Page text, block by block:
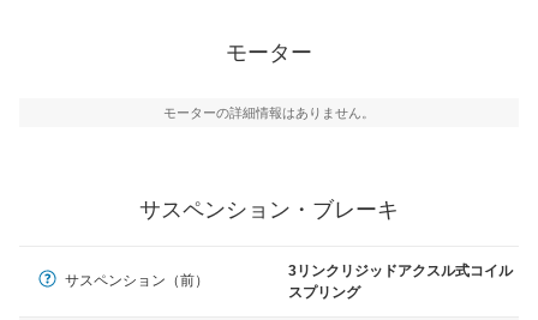
モーター
モーターの詳細情報はありません。
サスペンション・ブレーキ
サスペンション（前）
3リンクリジッドアクスル式コイル
スプリング